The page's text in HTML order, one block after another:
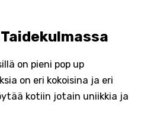
on pieni pop up
on eri kokoisina ja eri
kotiin jotain uniikkia ja